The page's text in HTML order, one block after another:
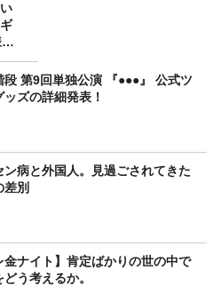
段 第9回単独公演 『●●●』 公式ツ
ッズの詳細発表！
ン病と外国人。見過ごされてきた
差別
金ナイト】肯定ばかりの世の中で
う考えるか。